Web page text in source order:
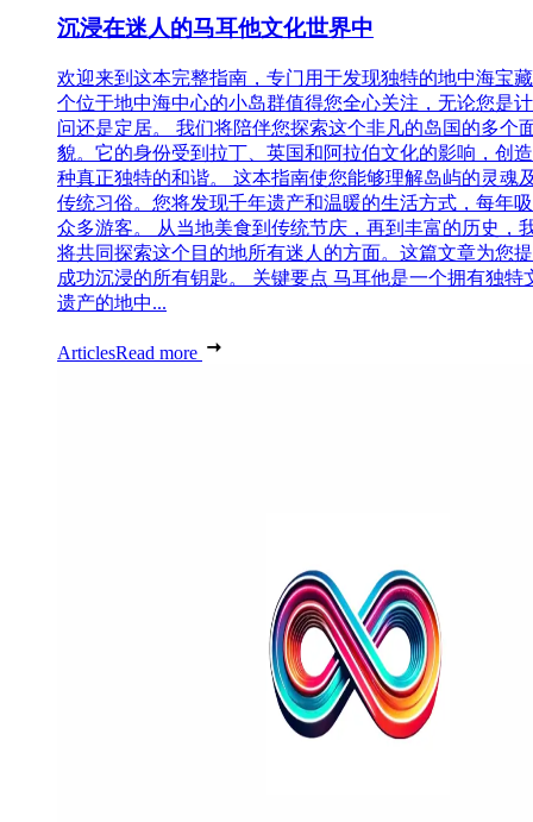
沉浸在迷人的马耳他文化世界中
欢迎来到这本完整指南，专门用于发现独特的地中海宝
个位于地中海中心的小岛群值得您全心关注，无论您是
问还是定居。 我们将陪伴您探索这个非凡的岛国的多个
貌。它的身份受到拉丁、英国和阿拉伯文化的影响，创
种真正独特的和谐。 这本指南使您能够理解岛屿的灵魂
传统习俗。您将发现千年遗产和温暖的生活方式，每年
众多游客。 从当地美食到传统节庆，再到丰富的历史，
将共同探索这个目的地所有迷人的方面。这篇文章为您
成功沉浸的所有钥匙。 关键要点 马耳他是一个拥有独特
遗产的地中...
ArticlesRead more